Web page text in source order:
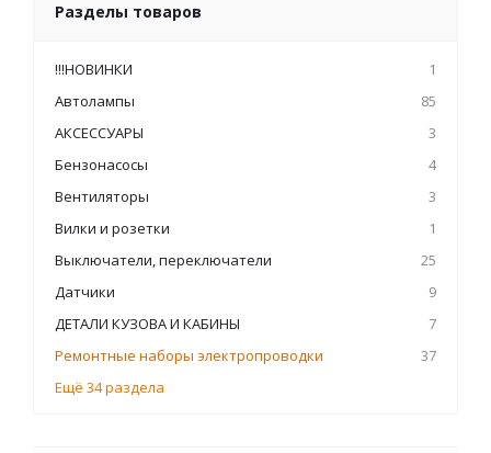
Разделы товаров
!!!НОВИНКИ
1
Автолампы
85
АКСЕССУАРЫ
3
Бензонасосы
4
Вентиляторы
3
Вилки и розетки
1
Выключатели, переключатели
25
Датчики
9
ДЕТАЛИ КУЗОВА И КАБИНЫ
7
Ремонтные наборы электропроводки
37
Ещё 34 раздела